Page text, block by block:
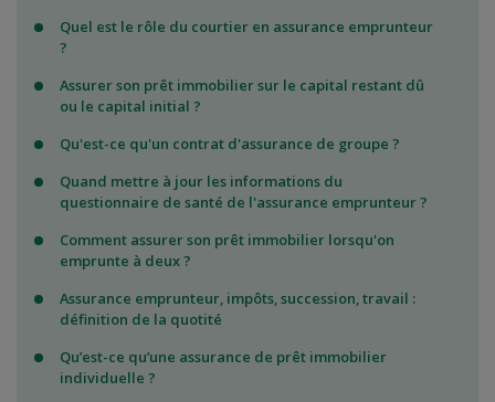
Quel est le rôle du courtier en assurance emprunteur
?
Assurer son prêt immobilier sur le capital restant dû
ou le capital initial ?
Qu'est-ce qu'un contrat d'assurance de groupe ?
Quand mettre à jour les informations du
questionnaire de santé de l'assurance emprunteur ?
Comment assurer son prêt immobilier lorsqu'on
emprunte à deux ?
Assurance emprunteur, impôts, succession, travail :
définition de la quotité
Qu’est-ce qu’une assurance de prêt immobilier
individuelle ?